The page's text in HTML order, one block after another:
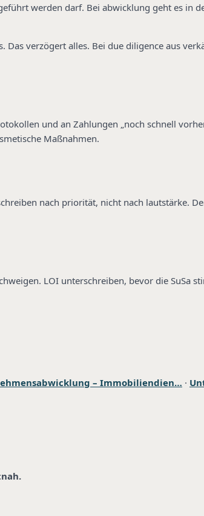
werden darf. Bei abwicklung geht es in
verzögert alles. Bei due diligence aus
und an Zahlungen „noch schnell
Maßnahmen.
nach priorität, nicht nach lautstärke.
LOI unterschreiben, bevor die SuSa
– Immobiliendien… ·